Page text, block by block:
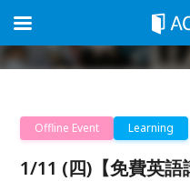
Offline Event Learning
1/11 (四)【免費英